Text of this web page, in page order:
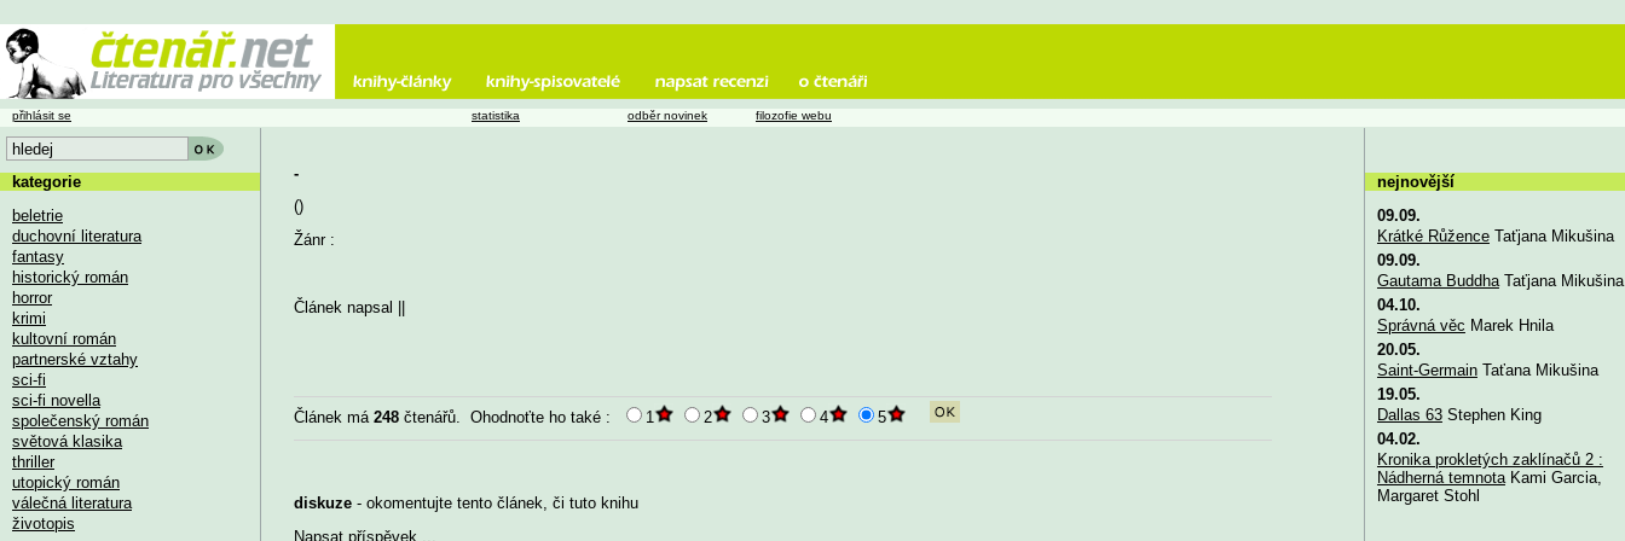
-
()
Žánr :
Článek napsal
Článek má248 čtenářů. Ohodnoťte ho také : 1 2 3 4 5
diskuze - okomentujte tento článek, či tuto knihu
Napsat příspěvek
přihlásit se statistika odběr novinek filozofie webu
kategorie
beletrie
duchovní literatura
fantasy
historický román
horror
krimi
kultovní román
partnerské vztahy
sci-fi
sci-fi novella
společenský román
světová klasika
thriller
utopický román
válečná literatura
životopis
nejnovější
09.09.
Krátké RůženceTaťjana Mikušina
09.09.
Gautama BuddhaTaťjana Mikušina
04.10.
Správná věc Marek Hnila
20.05.
Saint-GermainTaťana Mikušina
19.05.
Dallas 63Stephen King
04.02.
Kronika prokletých zaklínačů 2 :
Nádherná temnotaKami Garcia,
Margaret Stohl